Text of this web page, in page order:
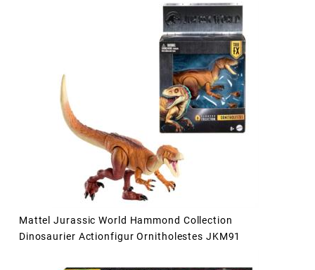
Mattel Jurassic World Hammond Collection
Dinosaurier Actionfigur Ornitholestes JKM91